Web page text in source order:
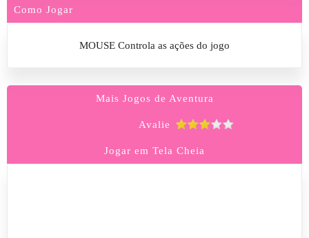
Como Jogar
MOUSE Controla as ações do jogo
Mais Jogos de Aventura
Avalie
Jogar em Tela Cheia